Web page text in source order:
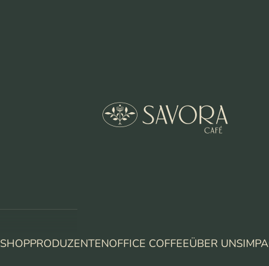
SAVORA CAFE
SHOPPRODUZENTENOFFICE COFFEEÜBER UNS